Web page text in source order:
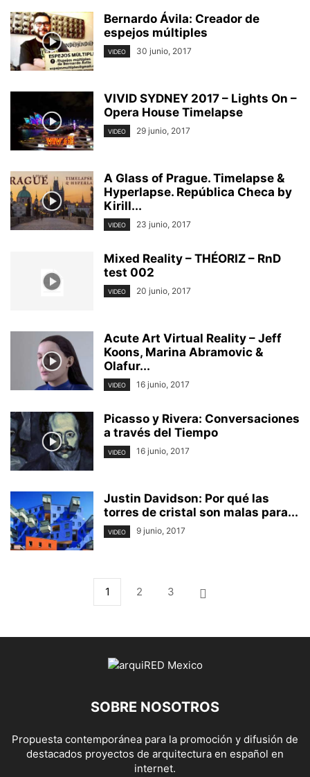
Bernardo Ávila: Creador de
espejos múltiples
VIDEO 30 junio, 2017
VIVID SYDNEY 2017 – Lights On –
Opera House Timelapse
VIDEO 29 junio, 2017
A Glass of Prague. Timelapse &
Hyperlapse. República Checa by
Kirill...
VIDEO 23 junio, 2017
Mixed Reality – THÉORIZ – RnD
test 002
VIDEO 20 junio, 2017
Acute Art Virtual Reality – Jeff
Koons, Marina Abramovic &
Olafur...
VIDEO 16 junio, 2017
Picasso y Rivera: Conversaciones
a través del Tiempo
VIDEO 16 junio, 2017
Justin Davidson: Por qué las
torres de cristal son malas para...
VIDEO 9 junio, 2017
1 2 3
SOBRE NOSOTROS
Propuesta contemporánea para la promoción y difusión de
destacados proyectos de arquitectura en español en
internet.